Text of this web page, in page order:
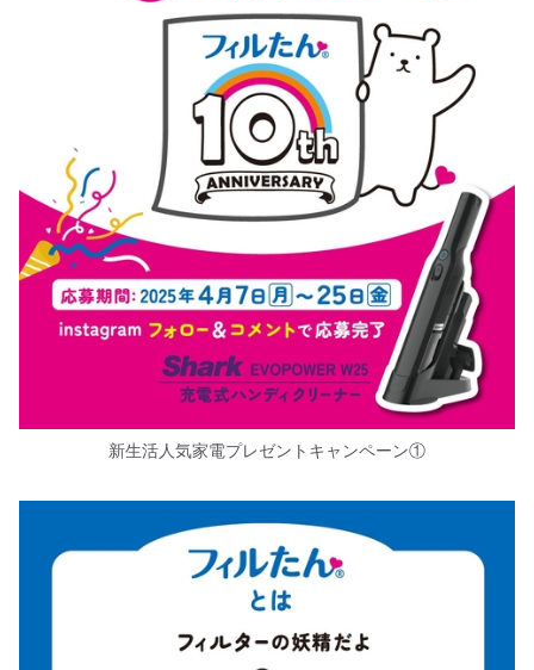
新生活人気家電プレゼントキャンペーン①